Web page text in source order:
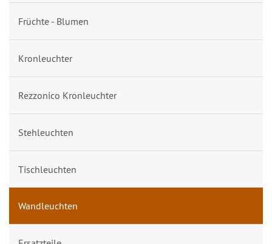
Früchte - Blumen
Kronleuchter
Rezzonico Kronleuchter
Stehleuchten
Tischleuchten
Wandleuchten